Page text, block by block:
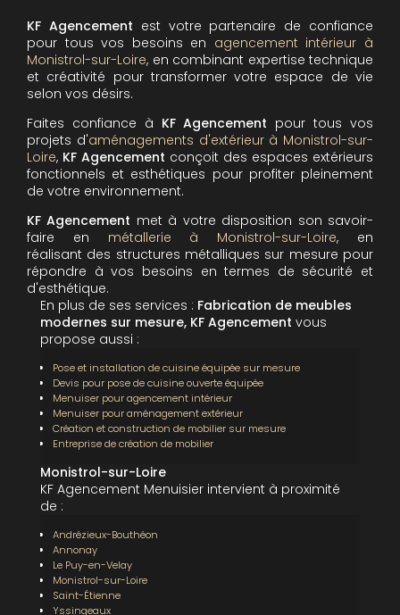
KF Agencement est votre partenaire de confiance
pour tous vos besoins en agencement intérieur à
Monistrol-sur-Loire, en combinant expertise technique
et créativité pour transformer votre espace de vie
selon vos désirs.
Faites confiance à KF Agencement pour tous vos
projets d'aménagements d'extérieur à Monistrol-sur-
Loire, KF Agencement conçoit des espaces extérieurs
fonctionnels et esthétiques pour profiter pleinement
de votre environnement.
KF Agencement met à votre disposition son savoir-
faire en métallerie à Monistrol-sur-Loire, en
réalisant des structures métalliques sur mesure pour
répondre à vos besoins en termes de sécurité et
d'esthétique.
En plus de ses services : Fabrication de meubles
modernes sur mesure, KF Agencement vous
propose aussi :
Pose et installation de cuisine équipée sur mesure
Devis pour pose de cuisine ouverte équipée
Menuiser pour agencement intérieur
Menuiser pour aménagement extérieur
Création et construction de mobilier sur mesure
Entreprise de création de mobilier
Monistrol-sur-Loire
KF Agencement Menuisier intervient à proximité
de :
Andrézieux-Bouthéon
Annonay
Le Puy-en-Velay
Monistrol-sur-Loire
Saint-Étienne
Yssingeaux